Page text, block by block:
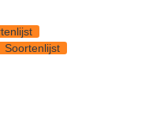
Soortenlijst